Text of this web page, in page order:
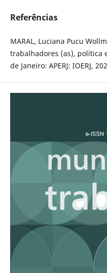
Referências
MARAL, Luciana Pucu
trabalhadores (as), política
de Janeiro: APERJ: IOERJ,